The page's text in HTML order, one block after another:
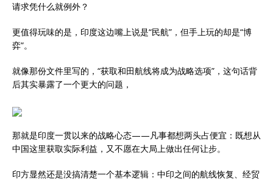
请求凭什么就例外？
更值得玩味的是，印度这边嘴上说是“民航”，但手上玩的却是“博
弈”。
就像那份文件里写的，“获取和田航线将成为战略选项”，这句话背
后其实暴露了一个更大的问题，
那就是印度一贯以来的战略心态——凡事都想两头占便宜：既想从
中国这里获取实际利益，又不愿在大局上做出任何让步。
印方显然还是没搞清楚一个基本逻辑：中印之间的航线恢复、经贸